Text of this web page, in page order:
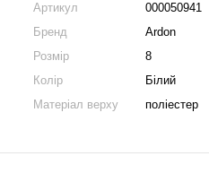
Артикул
000050941
Бренд
Ardon
Розмір
8
Колір
Білий
Матеріал верху
поліестер